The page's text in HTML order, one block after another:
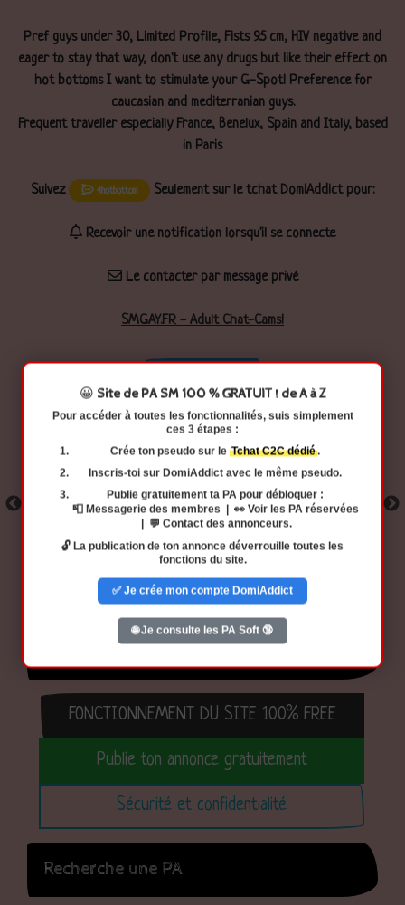
Pref guys under 30, Limited Profile, Fists 9.5 cm, HIV negative and
eager to stay that way, don't use any drugs but like their effect on
hot bottoms I want to stimulate your G-Spot! Preference for
caucasian and mediterranian guys.
Frequent traveller especially France, Benelux, Spain and Italy, based
in Paris
Suivez 4hotbottom Seulement sur le tchat DomiAddict pour:
Recevoir une notification lorsqu'il se connecte
Le contacter par message privé
SMGAY.FR - Adult Chat-Cams!
Découvre le potentiel gratuit du site
FONCTIONNEMENT DU SITE 100% FREE
Publie ton annonce gratuitement
Sécurité et confidentialité
Recherche une PA
😀 Site de PA SM 100 % GRATUIT ! de A à Z
Pour accéder à toutes les fonctionnalités, suis simplement
ces 3 étapes :
Crée ton pseudo sur le Tchat C2C dédié.
Inscris-toi sur DomiAddict avec le même pseudo.
Publie gratuitement ta PA pour débloquer :
📮 Messagerie des membres | 👀 Voir les PA réservées
| 💬 Contact des annonceurs.
🔓 La publication de ton annonce déverrouille toutes les
fonctions du site.
✅ Je crée mon compte DomiAddict
🌐 Je consulte les PA Soft 🔞